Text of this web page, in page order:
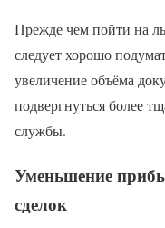
Прежде чем пойти на
следует хорошо
увеличение объёма
подвергнуться более
службы.
Уменьшение
сделок